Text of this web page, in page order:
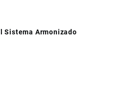
Sistema Armonizado